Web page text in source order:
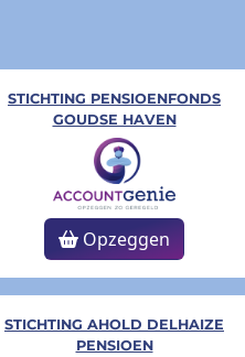
STICHTING PENSIOENFONDS
GOUDSE HAVEN
Opzeggen
STICHTING AHOLD DELHAIZE
PENSIOEN